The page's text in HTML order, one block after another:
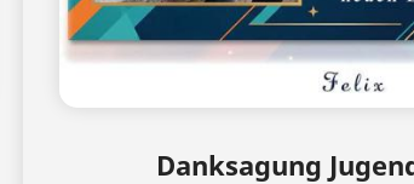
Danksagung